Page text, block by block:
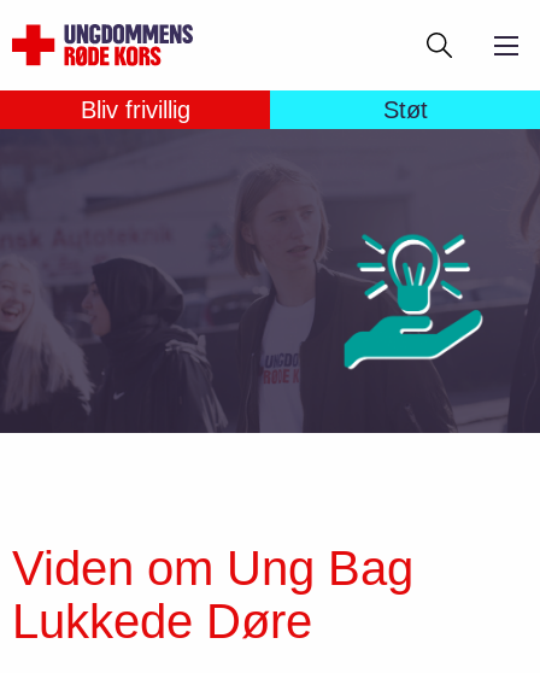
til
hovedindhold
Søg
Bliv frivillig Støt
Viden om Ung Bag
Lukkede Døre